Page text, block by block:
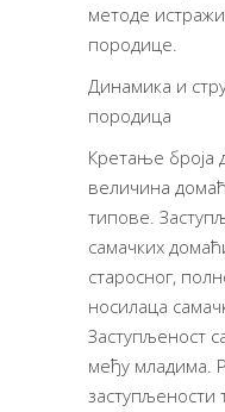
методе
породице.
Динамика и
породица
Кретање броја
величина
типове.
самачких
старосног,
носилаца
Заступљеност
међу младима.
заступљености